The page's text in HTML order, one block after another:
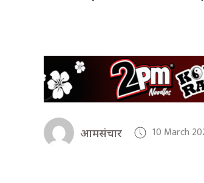
आमसंचार 10 March